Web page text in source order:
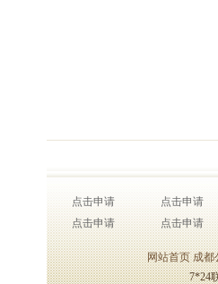
点击申请 点击申请
点击申请
点击申请
网站首页 成都
7*24